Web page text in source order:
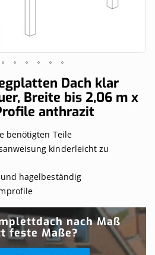
Dach klar
Breite bis 2,06 m x
anthrazit
benötigten Teile
kinderleicht zu
und hagelbeständig
nach Maß
feste Maße?